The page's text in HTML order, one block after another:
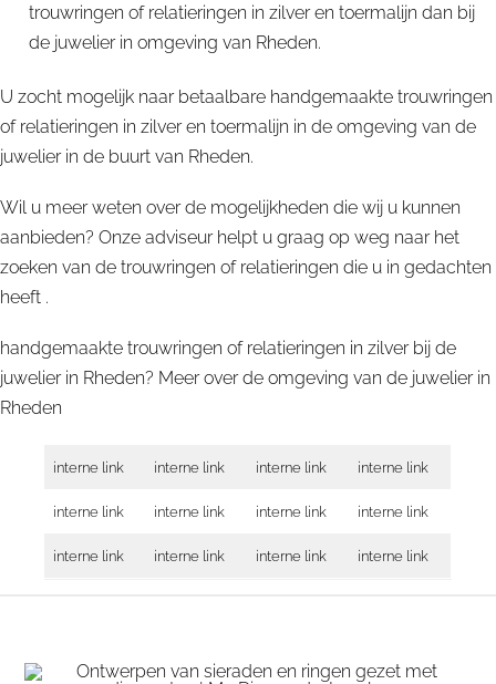
trouwringen of relatieringen in zilver en toermalijn dan bij
de juwelier in omgeving van Rheden.
U zocht mogelijk naar betaalbare handgemaakte trouwringen
of relatieringen in zilver en toermalijn in de omgeving van de
juwelier in de buurt van Rheden.
Wil u meer weten over de mogelijkheden die wij u kunnen
aanbieden? Onze adviseur helpt u graag op weg naar het
zoeken van de trouwringen of relatieringen die u in gedachten
heeft .
handgemaakte trouwringen of relatieringen in zilver bij de
juwelier in Rheden? Meer over de omgeving van de juwelier in
Rheden
interne link interne link interne link interne link
interne link interne link interne link interne link
interne link interne link interne link interne link